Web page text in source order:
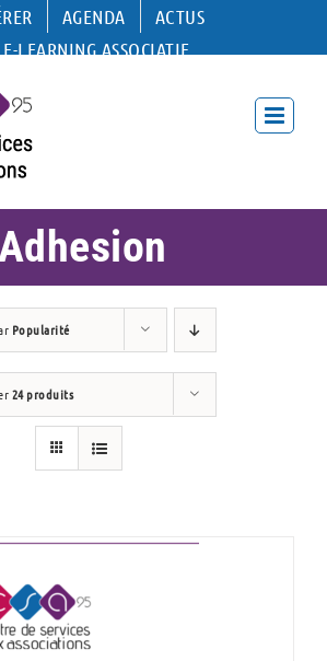
AGENDA
ACTUS
E-LEARNING ASSOCIATIF
Popularité
24 produits